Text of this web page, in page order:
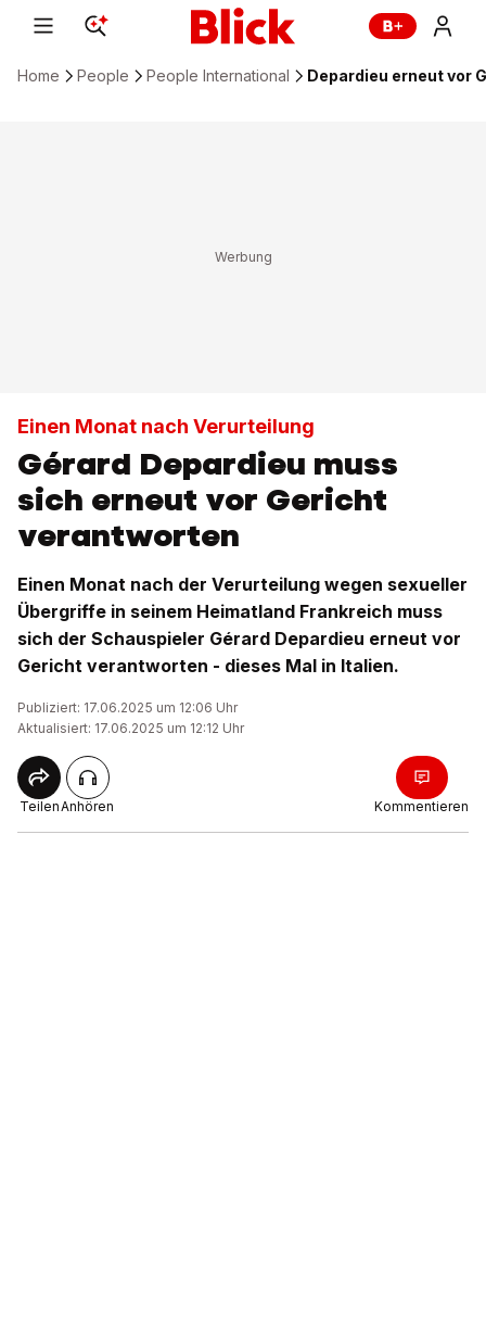
Home People People International Depardieu erneut vor
Einen Monat nach Verurteilung
Gérard Depardieu muss
sich erneut vor Gericht
verantworten
Einen Monat nach der Verurteilung wegen sexueller
Übergriffe in seinem Heimatland Frankreich muss
sich der Schauspieler Gérard Depardieu erneut vor
Gericht verantworten - dieses Mal in Italien.
Publiziert: 17.06.2025 um 12:06 Uhr
Aktualisiert: 17.06.2025 um 12:12 Uhr
TeilenAnhören Kommentieren